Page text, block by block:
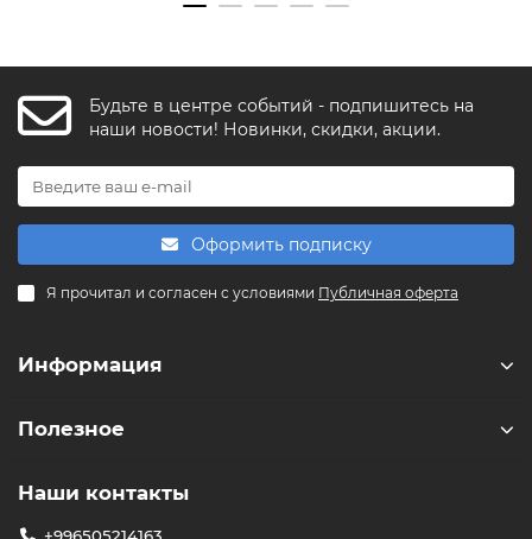
Будьте в центре событий - подпишитесь на
наши новости! Новинки, скидки, акции.
Оформить подписку
Я прочитал и согласен с условиями Публичная оферта
Информация
Полезное
Наши контакты
F FishkaAI
Обычно отвечаем за минуту
Чем можем помочь?